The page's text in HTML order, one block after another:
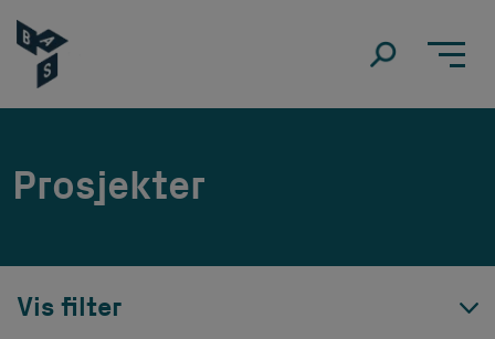
Prosjekter
Vis filter